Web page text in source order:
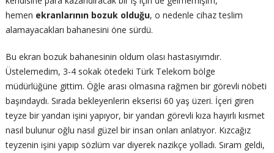
hemen ekranlarının bozuk olduğu, o nedenle cihaz teslim
alamayacakları bahanesini öne sürdü.
Bu ekran bozuk bahanesinin oldum olası hastasıyımdır.
Üstelemedim, 3-4 sokak ötedeki Türk Telekom bölge
müdürlüğüne gittim. Öğle arası olmasına rağmen bir görevli nöbeti
başındaydı. Sırada bekleyenlerin ekserisi 60 yaş üzeri. İçeri giren
teyze bir yandan işini yapıyor, bir yandan görevli kıza hayırlı kısmet
nasıl bulunur oğlu nasıl güzel bir insan onları anlatıyor. Kızcağız
teyzenin işini yapıp sözlüm var diyerek nazikçe yolladı. Sıram geldi,